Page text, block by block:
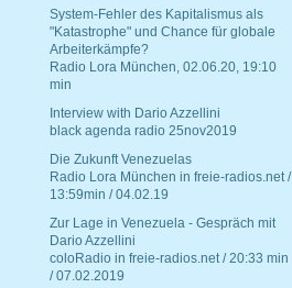
System-Fehler des Kapitalismus als
"Katastrophe" und Chance für globale
Arbeiterkämpfe?
Radio Lora München, 02.06.20, 19:10
min
Interview with Dario Azzellini
black agenda radio 25nov2019
Die Zukunft Venezuelas
Radio Lora München in freie-radios.net /
13:59min / 04.02.19
Zur Lage in Venezuela - Gespräch mit
Dario Azzellini
coloRadio in freie-radios.net / 20:33 min
/ 07.02.2019